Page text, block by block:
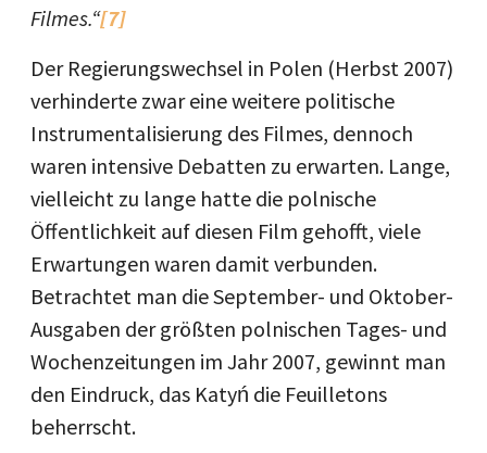
Filmes.“[7]
Der Regierungswechsel in Polen (Herbst 2007)
verhinderte zwar eine weitere politische
Instrumentalisierung des Filmes, dennoch
waren intensive Debatten zu erwarten. Lange,
vielleicht zu lange hatte die polnische
Öffentlichkeit auf diesen Film gehofft, viele
Erwartungen waren damit verbunden.
Betrachtet man die September- und Oktober-
Ausgaben der größten polnischen Tages- und
Wochenzeitungen im Jahr 2007, gewinnt man
den Eindruck, das Katyń die Feuilletons
beherrscht.